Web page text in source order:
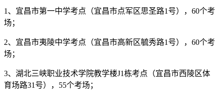
1、宜昌市第一中学考点（宜昌市点军区思圣路1号），60个考
场；
2、宜昌市夷陵中学考点（宜昌市高新区毓秀路1号），60个考
场；
3、湖北三峡职业技术学院教学楼J1栋考点（宜昌市西陵区体
育场路31号），55个考场；